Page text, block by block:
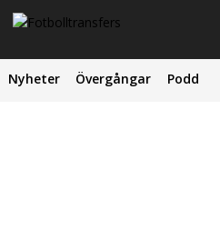
Nyheter Övergångar Podd